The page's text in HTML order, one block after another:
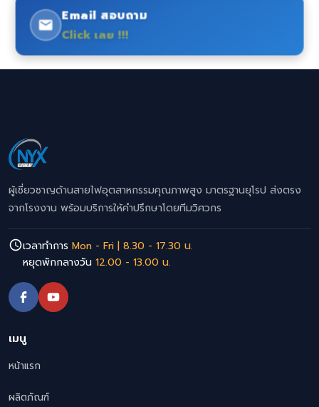
Email สอบถาม
Click เลย !!!
ผู้เชี่ยวชาญด้านสายไฟอุตสาหกรรมคุณภาพสูง มาตรฐานยุโรป ส่งตรง
จากโรงงาน พร้อมบริการให้คำปรึกษาโดยทีมวิศวกร
เวลาทำการ Mon - Fri | 8.30 - 17.30 น.
หยุดพักกลางวัน 12.00 - 13.00 น.
เมนู
หน้าแรก
ผลิตภัณฑ์